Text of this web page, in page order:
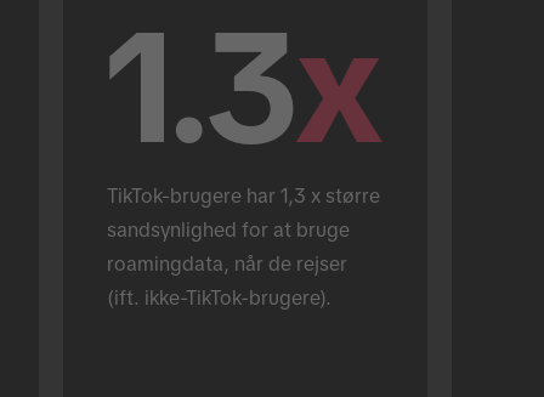
1.3x
TikTok-brugere har 1,3 x større
sandsynlighed for at bruge
roamingdata, når de rejser
(ift. ikke-TikTok-brugere).